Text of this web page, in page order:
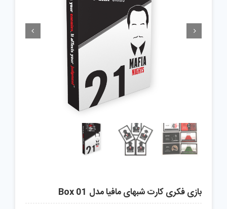
 
بازی فکری کارت شبهای مافیا مدل Box 01